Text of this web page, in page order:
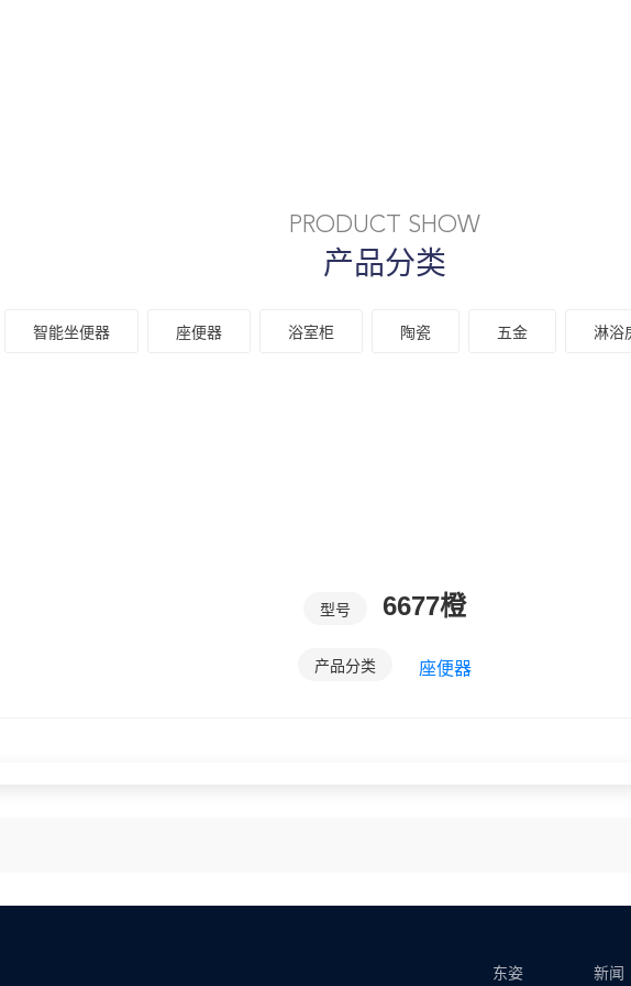
PRODUCT SHOW
产品分类
智能坐便器 座便器 浴室柜 陶瓷 五金 淋浴
型号 6677橙
产品分类 座便器
东姿 新闻